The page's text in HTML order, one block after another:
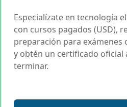
Especialízate en tecnología
con cursos pagados (USD),
preparación para exámenes
y obtén un certificado oficial
terminar.